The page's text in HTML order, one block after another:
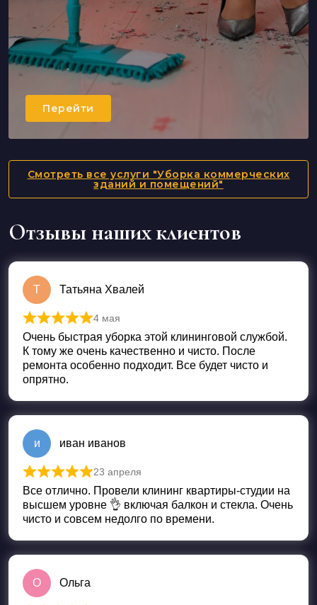
Перейти
Смотреть все услуги "Уборка коммерческих
зданий и помещений"
Отзывы наших клиентов
Т Татьяна Хвалей
Оценка
4 мая
Очень быстрая уборка этой клининговой службой.
К тому же очень качественно и чисто. После
ремонта особенно подходит. Все будет чисто и
опрятно.
и иван иванов
Оценка из 5
23 апреля
Все отлично. Провели клининг квартиры-студии на
высшем уровне 👌 включая балкон и стекла. Очень
чисто и совсем недолго по времени.
О Ольга